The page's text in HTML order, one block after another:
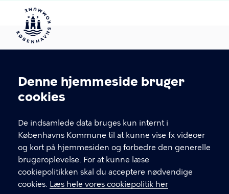
Cookieindstillinger
Denne hjemmeside bruger
cookies
De indsamlede data bruges kun internt i
Københavns Kommune til at kunne vise fx videoer
og kort på hjemmesiden og forbedre den generelle
brugeroplevelse. For at kunne læse
cookiepolitikken skal du acceptere nødvendige
cookies. Læs hele vores cookiepolitik her
Energispring
ejendomsbranchen i København. Sammen deler vi
data og erfaringer, der gør det nemmere at
nedbringe energiforbrug og klimaaftryk i byens
bygninger. Energispring er en del af Københavns
Klimastrategi 2035.